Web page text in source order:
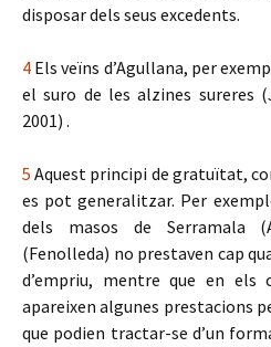
disposar dels seus excedents.
4 Els veïns d’Agullana, per
el suro de les alzines sureres
2001) .
5 Aquest principi de gratuïtat,
es pot generalitzar. Per
dels masos de Serramala
(Fenolleda) no prestaven cap
d’empriu, mentre que en els
apareixen algunes prestacions
que podien tractar-se d’un